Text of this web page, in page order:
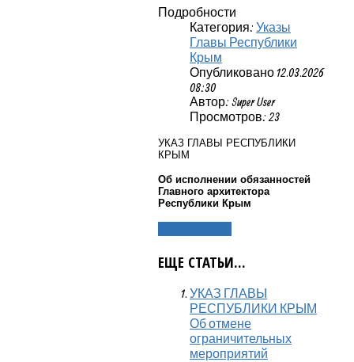
Подробности
Категория: Указы
Главы Республики
Крым
Опубликовано 12.03.2026
08:30
Автор: Super User
Просмотров: 23
УКАЗ ГЛАВЫ РЕСПУБЛИКИ
КРЫМ
Об исполнении обязанностей
Главного архитектора
Республики Крым
ЕЩЕ СТАТЬИ...
УКАЗ ГЛАВЫ
РЕСПУБЛИКИ КРЫМ
Об отмене
ограничительных
мероприятий